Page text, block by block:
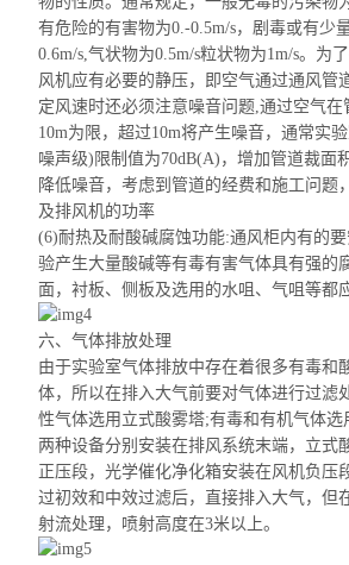
有危险的有害物为0.-0.5m/s，剧毒或有少
0.6m/s,气状物为0.5m/s粒状物为1m/s。为
风机应有必要的静压，即空气通过通风管
定风速时还必须注意噪音问题,通过空气在
10m为限，超过10m将产生噪音，通常实
噪声级)限制值为70dB(A)，增加管道裁面
降低噪音，考虑到管道的经费和施工问题
及排风机的功率
(6)耐热及耐酸碱腐蚀功能:通风柜内有的
验产生大量酸碱等有毒有害气体具有强的
面，衬板、侧板及选用的水咀 、气咀等都
六、气体排放处理
由于实验室气体排放中存在着很多有毒和
体，所以在排入大气前要对气体进行过滤
性气体选用立式酸雾塔;有毒和有机气体选
两种设备分别安装在排风系统末端，立式
正压段，光学催化净化箱安装在风机负压
过初效和中效过滤后，直接排入大气，但
射流处理，喷射高度在3米以上。